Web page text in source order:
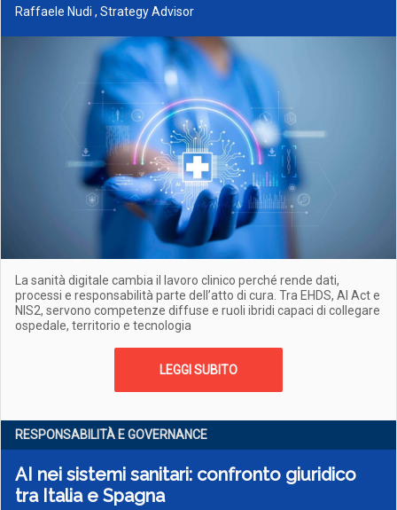
Raffaele Nudi , Strategy Advisor
La sanità digitale cambia il lavoro clinico perché rende dati,
processi e responsabilità parte dell’atto di cura. Tra EHDS, AI Act e
NIS2, servono competenze diffuse e ruoli ibridi capaci di collegare
ospedale, territorio e tecnologia
LEGGI SUBITO
RESPONSABILITÀ E GOVERNANCE
AI nei sistemi sanitari: confronto giuridico
tra Italia e Spagna